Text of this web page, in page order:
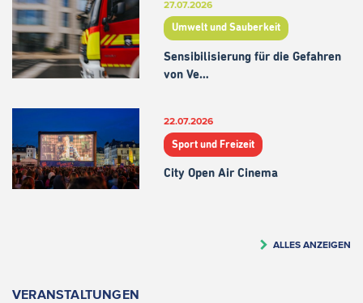
27.07.2026
Umwelt und Sauberkeit
Sensibilisierung für die Gefahren
von Ve…
22.07.2026
Sport und Freizeit
City Open Air Cinema
ALLES ANZEIGEN
VERANSTALTUNGEN